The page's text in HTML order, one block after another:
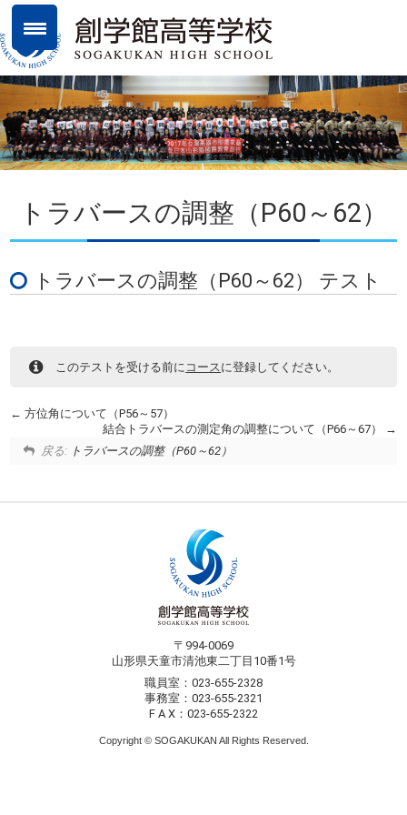
トラバースの調整（P60～62）
トラバースの調整（P60～62） テスト
このテストを受ける前に コースに登録してください。
方位角について（P56～57）
結合トラバースの測定角の調整について（P66～67）
戻る: トラバースの調整（P60～62）
〒994-0069
山形県天童市清池東二丁目10番1号
職員室：023-655-2328
事務室：023-655-2321
F A X：023-655-2322
Copyright © SOGAKUKAN All Rights Reserved.